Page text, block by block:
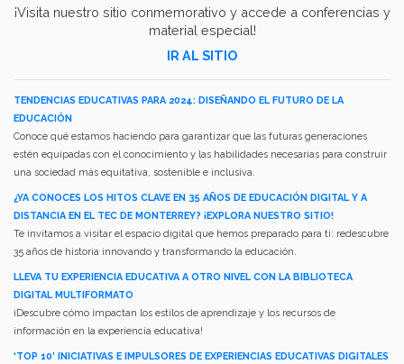
¡Visita nuestro sitio conmemorativo y accede a conferencias y
material especial!
IR AL SITIO
TENDENCIAS EDUCATIVAS PARA 2024: DISEÑANDO EL FUTURO DE LA
EDUCACIÓN
Conoce qué estamos haciendo para garantizar que las futuras generaciones
estén equipadas con el conocimiento y las habilidades necesarias para construir
una sociedad más equitativa, sostenible e inclusiva.
¿YA CONOCES LOS HITOS CLAVE EN 35 AÑOS DE EDUCACIÓN DIGITAL Y A
DISTANCIA EN EL TEC DE MONTERREY? ¡EXPLORA NUESTRO SITIO!
Te invitamos a visitar el espacio digital que hemos preparado para ti: redescubre
35 años de historia innovando y transformando la educación.
LLEVA TU EXPERIENCIA EDUCATIVA A OTRO NIVEL CON LA BIBLIOTECA
DIGITAL MULTIFORMATO
¡Descubre cómo impactan los estilos de aprendizaje y los recursos de
información en la experiencia educativa!
‘TOP 10’ INICIATIVAS E IMPULSORES DE EXPERIENCIAS EDUCATIVAS DIGITALES